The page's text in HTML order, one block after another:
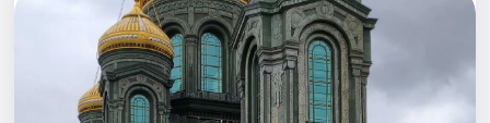
Выставки
Квесты